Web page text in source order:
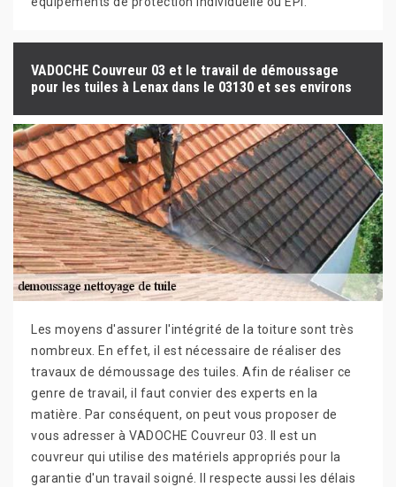
VADOCHE Couvreur 03 et le travail de démoussage
pour les tuiles à Lenax dans le 03130 et ses environs
Les moyens d'assurer l'intégrité de la toiture sont très
nombreux. En effet, il est nécessaire de réaliser des
travaux de démoussage des tuiles. Afin de réaliser ce
genre de travail, il faut convier des experts en la
matière. Par conséquent, on peut vous proposer de
vous adresser à VADOCHE Couvreur 03. Il est un
couvreur qui utilise des matériels appropriés pour la
garantie d'un travail soigné. Il respecte aussi les délais